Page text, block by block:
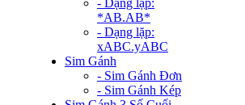
*AB.AB*
- Dạng lặp:
xABC.yABC
Sim Gánh
- Sim Gánh Đơn
- Sim Gánh Kép